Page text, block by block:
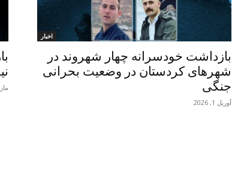
اخبار
بازداشت خودسرانه چهار شهروند در
شهرهای کردستان در وضعیت بحرانی
جنگی
آوریل 1, 2026
مارس